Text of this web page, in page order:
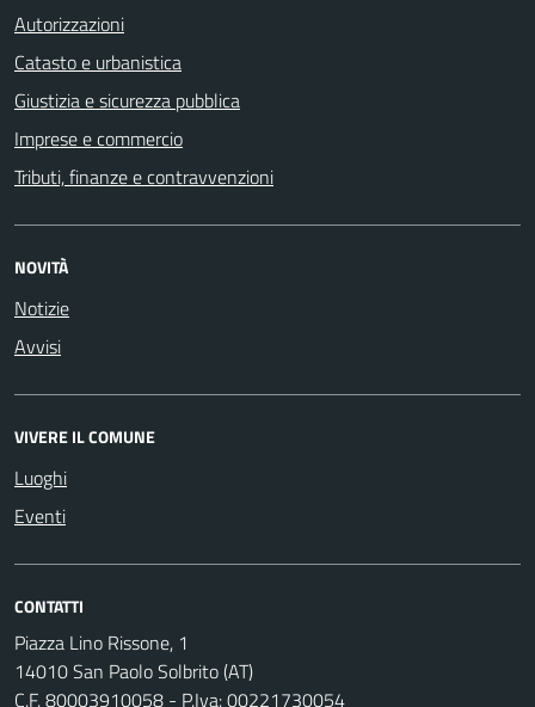
Autorizzazioni
Catasto e urbanistica
Giustizia e sicurezza pubblica
Imprese e commercio
Tributi, finanze e contravvenzioni
NOVITÀ
Notizie
Avvisi
VIVERE IL COMUNE
Luoghi
Eventi
CONTATTI
Piazza Lino Rissone, 1
14010 San Paolo Solbrito (AT)
C.F. 80003910058 - P.Iva: 00221730054